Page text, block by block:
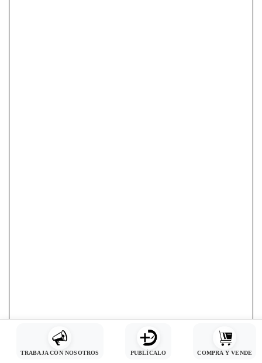
TRABAJA CON NOSOTROS PUBLÍCALO COMPRA Y VENDE